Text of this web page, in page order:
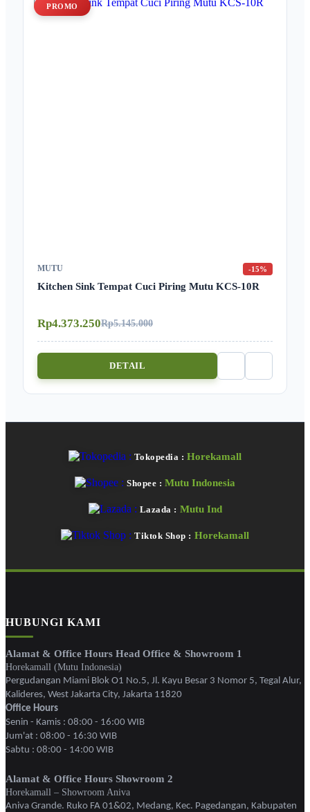
PROMO
MUTU -15%
Kitchen Sink Tempat Cuci Piring Mutu KCS-10R
Rp4.373.250Rp5.145.000
DETAIL
Tokopedia : Horekamall
Shopee : Mutu Indonesia
Lazada : Mutu Ind
Tiktok Shop : Horekamall
HUBUNGI KAMI
Alamat & Office Hours Head Office & Showroom 1
Horekamall (Mutu Indonesia)
Pergudangan Miami Blok O1 No.5, Jl. Kayu Besar 3 Nomor 5, Tegal Alur,
Kalideres, West Jakarta City, Jakarta 11820
Office Hours
Senin - Kamis : 08:00 - 16:00 WIB
Jum'at : 08:00 - 16:30 WIB
Sabtu : 08:00 - 14:00 WIB
Alamat & Office Hours Showroom 2
Horekamall – Showroom Aniva
Aniva Grande. Ruko FA 01&02, Medang, Kec. Pagedangan, Kabupaten